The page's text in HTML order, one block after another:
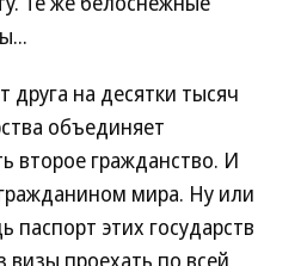
друга на десятки тысяч
объединяет
второе гражданство. И
мира. Ну или
паспорт этих государств
визы проехать по всей